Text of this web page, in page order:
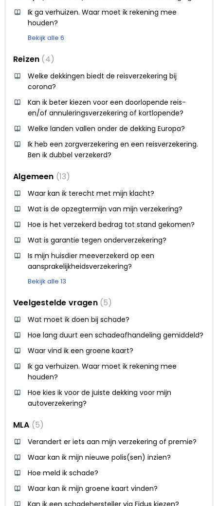
Ik ga verhuizen. Waar moet ik rekening mee
houden?
Bekijk alle 6
Reizen 4
Welke dekkingen biedt de reisverzekering bij
corona?
Kan ik beter kiezen voor een doorlopende reis-
en/of annuleringsverzekering of kortlopende?
Welke landen vallen onder de dekking Europa?
Ik heb een zorgverzekering en een reisverzekering.
Ben ik dubbel verzekerd?
Algemeen 13
Waar kan ik terecht met mijn klacht?
Wat is de opzegtermijn van mijn verzekering?
Hoe is het verzekerd bedrag tot stand gekomen?
Wat is garantie tegen onderverzekering?
Is mijn huisdier meeverzekerd op een
aansprakelijkheidsverzekering?
Bekijk alle 13
Veelgestelde vragen 5
Wat moet ik doen bij schade?
Hoe lang duurt een schadeafhandeling gemiddeld?
Waar vind ik een groene kaart?
Ik ga verhuizen. Waar moet ik rekening mee
houden?
Hoe kies ik voor de juiste dekking voor mijn
autoverzekering?
MLA 5
Verandert er iets aan mijn verzekering of premie?
Waar kan ik mijn nieuwe polis(sen) inzien?
Hoe meld ik schade?
Waar kan ik mijn groene kaart vinden?
Kan ik een schadehersteller via Fidus kiezen?